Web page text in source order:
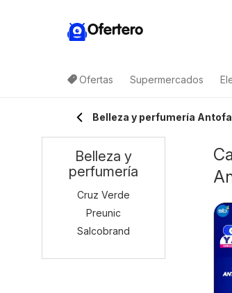
Ofertero
Ofertas Supermercados
Belleza y perfumería
Belleza y
perfumería
Cruz Verde
Preunic
Salcobrand